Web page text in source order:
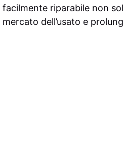
facilmente riparabile non
mercato dell’usato e